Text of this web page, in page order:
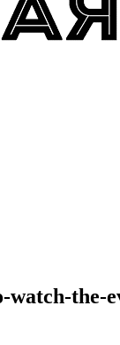
watch-the-